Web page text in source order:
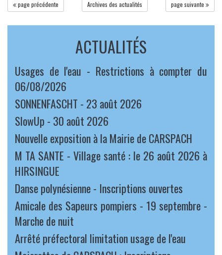
page précédente Archives des actualités page suivante
ACTUALITÉS
Usages de l'eau - Restrictions à compter du
06/08/2026
SONNENFASCHT - 23 août 2026
SlowUp - 30 août 2026
Nouvelle exposition à la Mairie de CARSPACH
M TA SANTE - Village santé : le 26 août 2026 à
HIRSINGUE
Danse polynésienne - Inscriptions ouvertes
Amicale des Sapeurs pompiers - 19 septembre -
Marche de nuit
Arrêté préfectoral limitation usage de l'eau